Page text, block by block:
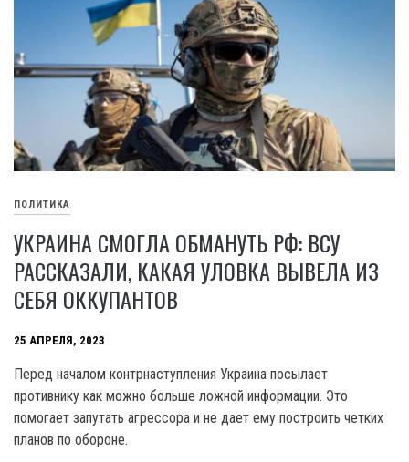
ПОЛИТИКА
УКРАИНА СМОГЛА ОБМАНУТЬ РФ: ВСУ
РАССКАЗАЛИ, КАКАЯ УЛОВКА ВЫВЕЛА ИЗ
СЕБЯ ОККУПАНТОВ
25 АПРЕЛЯ, 2023
Перед началом контрнаступления Украина посылает
противнику как можно больше ложной информации. Это
помогает запутать агрессора и не дает ему построить четких
планов по обороне.